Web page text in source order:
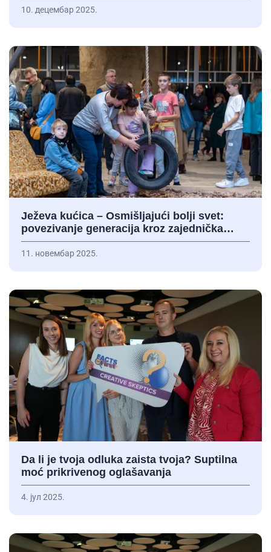
10. децембар 2025.
Ježeva kućica – Osmišljajući bolji svet:
povezivanje generacija kroz zajednička…
11. новембар 2025.
Da li je tvoja odluka zaista tvoja? Suptilna
moć prikrivenog oglašavanja
4. јул 2025.